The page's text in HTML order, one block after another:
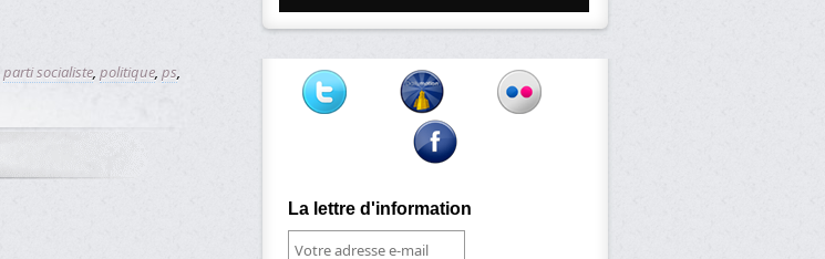
parti socialiste, politique, ps,
La lettre d'information